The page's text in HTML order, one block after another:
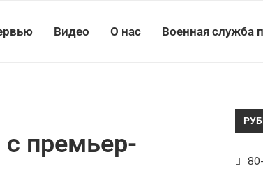
Видео О нас Военная служба
премьер-